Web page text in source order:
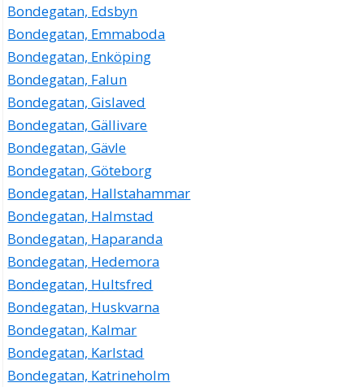
Bondegatan, Edsbyn
Bondegatan, Emmaboda
Bondegatan, Enköping
Bondegatan, Falun
Bondegatan, Gislaved
Bondegatan, Gällivare
Bondegatan, Gävle
Bondegatan, Göteborg
Bondegatan, Hallstahammar
Bondegatan, Halmstad
Bondegatan, Haparanda
Bondegatan, Hedemora
Bondegatan, Hultsfred
Bondegatan, Huskvarna
Bondegatan, Kalmar
Bondegatan, Karlstad
Bondegatan, Katrineholm